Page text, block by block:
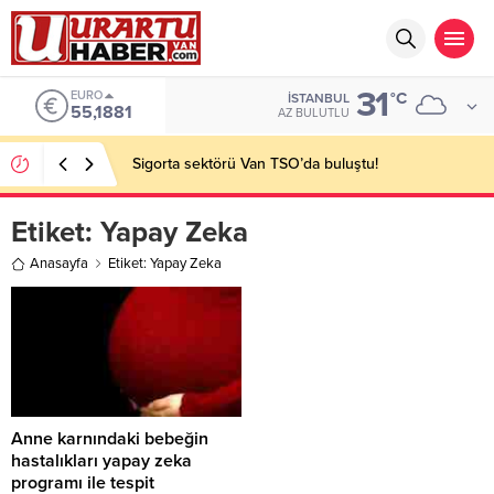
EURO
55,1881
İSTANBUL
AZ BULUTLU 31°C
Sigorta sektörü Van TSO’da buluştu!
Etiket: Yapay Zeka
Anasayfa Etiket: Yapay Zeka
Anne karnındaki bebeğin
hastalıkları yapay zeka
programı ile tespit